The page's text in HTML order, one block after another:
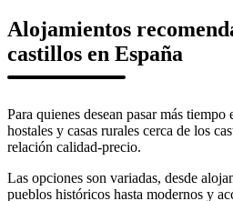
Alojamientos
castillos en España
Para quienes desean pasar más
hostales y casas rurales cerca de los
relación calidad-precio.
Las opciones son variadas, desde
pueblos históricos hasta modernos y